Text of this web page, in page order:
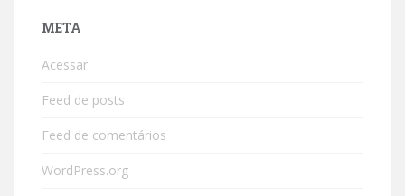
META
Acessar
Feed de posts
Feed de comentários
WordPress.org